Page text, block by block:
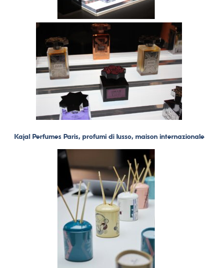
Kajal Perfumes Paris, profumi di lusso, maison internazionale